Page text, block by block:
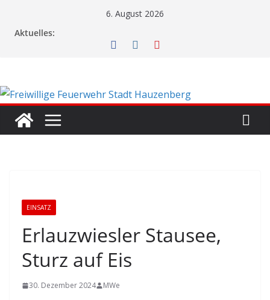
6. August 2026
Aktuelles:
EINSATZ
Erlauzwiesler Stausee,
Sturz auf Eis
30. Dezember 2024 MWe